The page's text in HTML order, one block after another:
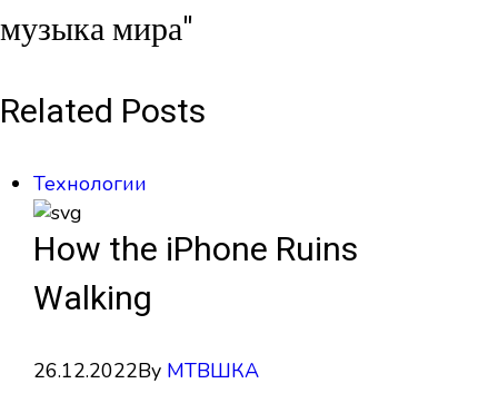
музыка мира"
Related Posts
Технологии
How the iPhone Ruins
Walking
26.12.2022By МТВШКА